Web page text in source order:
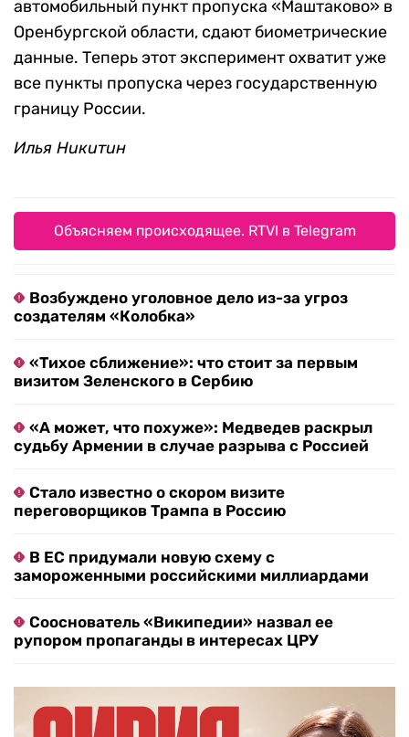
автомобильный пункт пропуска «Маштаково» в
Оренбургской области, сдают биометрические
данные. Теперь этот эксперимент охватит уже
все пункты пропуска через государственную
границу России.
Илья Никитин
Объясняем происходящее. RTVI в Telegram
Возбуждено уголовное дело из-за угроз
создателям «Колобка»
«Тихое сближение»: что стоит за первым
визитом Зеленского в Сербию
«А может, что похуже»: Медведев раскрыл
судьбу Армении в случае разрыва с Россией
Стало известно о скором визите
переговорщиков Трампа в Россию
В ЕС придумали новую схему с
замороженными российскими миллиардами
Сооснователь «Википедии» назвал ее
рупором пропаганды в интересах ЦРУ